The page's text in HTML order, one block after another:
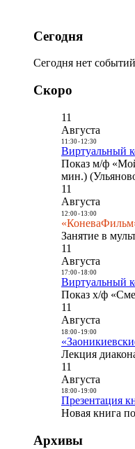
Сегодня
Сегодня нет событий
Скоро
11
Августа
11:30- 12:30
Виртуальный
Показ м/ф
мин.)
11
Августа
12:00- 13:00
Занятие в
11
Августа
17:00- 18:00
Виртуальный
Показ х/ф
11
Августа
18:00- 19:00
Лекция
11
Августа
18:00- 19:00
Презентация
Новая книга
Архивы